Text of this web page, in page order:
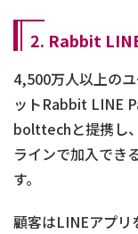
2. Rabbit
4,500万人以上の
ットRabbit LINE
bolttechと提携し
ラインで加入でき
す。
顧客はLINEアプリ